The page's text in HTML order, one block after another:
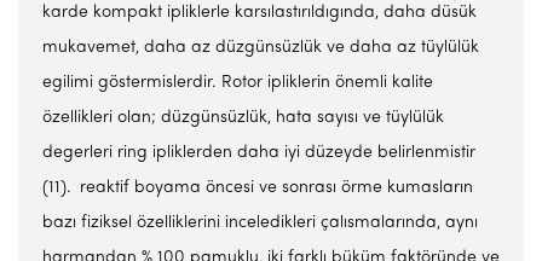
karde kompakt ipliklerle karsılastırıldıgında, daha düsük
mukavemet, daha az düzgünsüzlük ve daha az tüylülük
egilimi göstermislerdir. Rotor ipliklerin önemli kalite
özellikleri olan; düzgünsüzlük, hata sayısı ve tüylülük
degerleri ring ipliklerden daha iyi düzeyde belirlenmistir
(11). reaktif boyama öncesi ve sonrası örme kumasların
bazı fiziksel özelliklerini inceledikleri çalısmalarında, aynı